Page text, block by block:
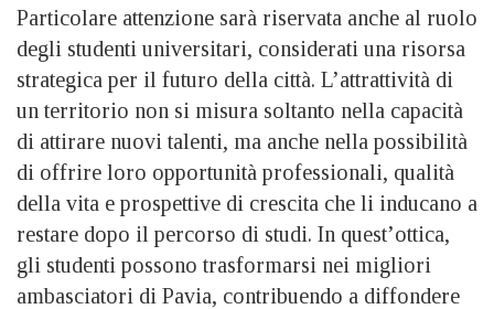
Particolare attenzione sarà riservata anche al ruolo
degli studenti universitari, considerati una risorsa
strategica per il futuro della città. L’attrattività di
un territorio non si misura soltanto nella capacità
di attirare nuovi talenti, ma anche nella possibilità
di offrire loro opportunità professionali, qualità
della vita e prospettive di crescita che li inducano a
restare dopo il percorso di studi. In quest’ottica,
gli studenti possono trasformarsi nei migliori
ambasciatori di Pavia, contribuendo a diffondere